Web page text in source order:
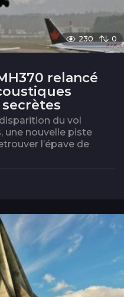
230 0
relancé
du vol
une nouvelle piste
l’épave de